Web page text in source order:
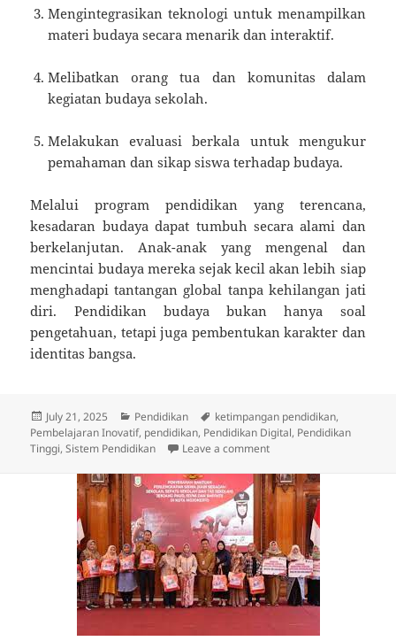
Mengintegrasikan teknologi untuk menampilkan
materi budaya secara menarik dan interaktif.
Melibatkan orang tua dan komunitas dalam
kegiatan budaya sekolah.
Melakukan evaluasi berkala untuk mengukur
pemahaman dan sikap siswa terhadap budaya.
Melalui program pendidikan yang terencana,
kesadaran budaya dapat tumbuh secara alami dan
berkelanjutan. Anak-anak yang mengenal dan
mencintai budaya mereka sejak kecil akan lebih siap
menghadapi tantangan global tanpa kehilangan jati
diri. Pendidikan budaya bukan hanya soal
pengetahuan, tetapi juga pembentukan karakter dan
identitas bangsa.
Posted
on
July 21, 2025 Categories
Pendidikan Tags
ketimpangan pendidikan,
Pembelajaran Inovatif, pendidikan, Pendidikan Digital, Pendidikan
Tinggi,Sistem Pendidikan Leave a commenton Mendorong